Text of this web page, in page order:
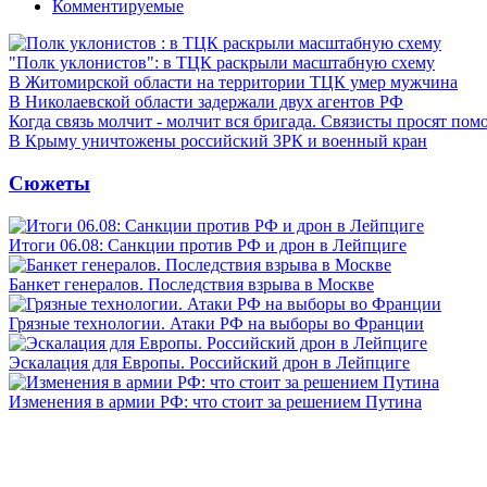
Комментируемые
"Полк уклонистов": в ТЦК раскрыли масштабную схему
В Житомирской области на территории ТЦК умер мужчина
В Николаевской области задержали двух агентов РФ
Когда связь молчит - молчит вся бригада. Связисты просят
В Крыму уничтожены российский ЗРК и военный кран
Сюжеты
Итоги 06.08: Санкции против РФ и дрон в Лейпциге
Банкет генералов. Последствия взрыва в Москве
Грязные технологии. Атаки РФ на выборы во Франции
Эскалация для Европы. Российский дрон в Лейпциге
Изменения в армии РФ: что стоит за решением Путина